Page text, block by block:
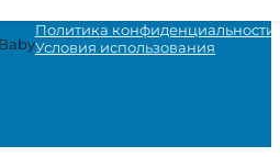
Политика конфиденциальности
Условия использования